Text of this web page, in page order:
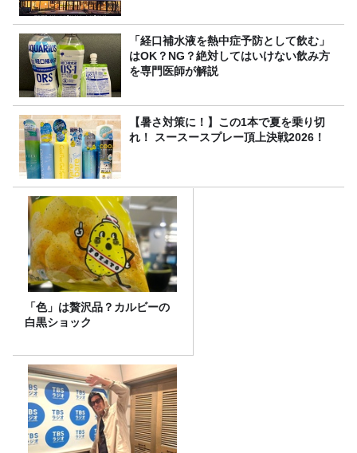
「経口補水液を熱中症予防として飲む」
はOK？NG？絶対してはいけない飲み方
を専門医師が解説
【暑さ対策に！】この1本で夏を乗り切
れ！ スースースプレー頂上決戦2026！
「色」は贅沢品？カルビーの
白黒ショック